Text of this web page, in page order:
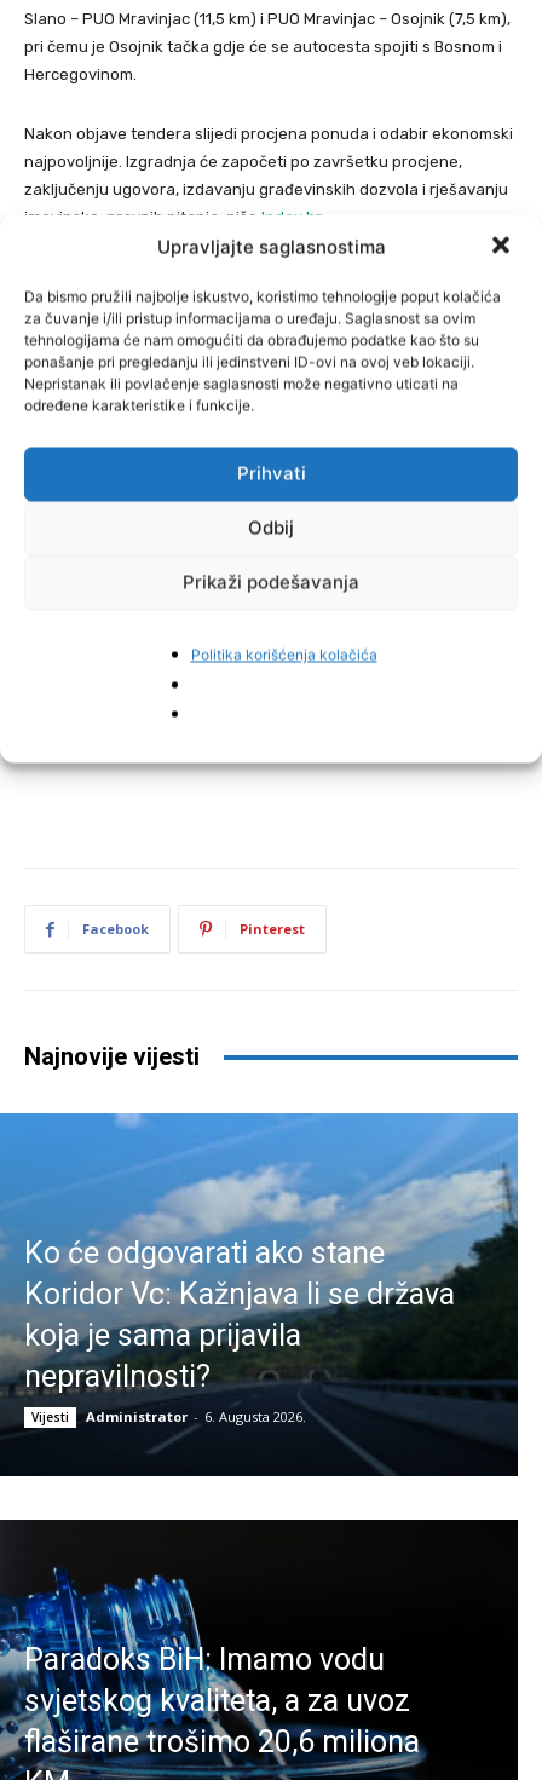
Upravljajte saglasnostima
Da bismo pružili najbolje iskustvo, koristimo tehnologije poput kolačića
za čuvanje i/ili pristup informacijama o uređaju. Saglasnost sa ovim
tehnologijama će nam omogućiti da obrađujemo podatke kao što su
ponašanje pri pregledanju ili jedinstveni ID-ovi na ovoj veb lokaciji.
Nepristanak ili povlačenje saglasnosti može negativno uticati na
određene karakteristike i funkcije.
Prihvati
Odbij
Prikaži podešavanja
Politika korišćenja kolačića
Slano – PUO Mravinjac (11,5 km) i PUO Mravinjac – Osojnik (7,5 km),
pri čemu je Osojnik tačka gdje će se autocesta spojiti s Bosnom i
Hercegovinom.
Nakon objave tendera slijedi procjena ponuda i odabir ekonomski
najpovoljnije. Izgradnja će započeti po završetku procjene,
zaključenju ugovora, izdavanju građevinskih dozvola i rješavanju
imovinsko-pravnih pitanja, piše Index.hr.
Facebook Pinterest
Najnovije vijesti
Ko će odgovarati ako stane
Koridor Vc: Kažnjava li se država
koja je sama prijavila
nepravilnosti?
Vijesti Administrator - 6. Augusta 2026.
Paradoks BiH: Imamo vodu
svjetskog kvaliteta, a za uvoz
flaširane trošimo 20,6 miliona